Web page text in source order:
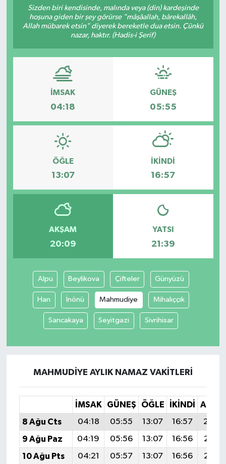
Sizden biri kendisinde, malında veya (din) kardeşinde
hoşuna giden bir şey görürse "mâşâallah, bârekallâh,
Allah mübarek etsin" diyerek bereketle dua etsin. Çünkü
nazar, haktır. (Hadis-i Şerif)
İMSAK
04:18
GÜNEŞ
05:55
ÖĞLE
13:07
İKINDI
16:57
AKŞAM
20:09
YATSI
21:39
Alpu Beylikova Çifteler Günyüzü
Han İnönü Mahmudiye Mihalıççık
Sarıcakaya Seyitgazi Sivrihisar
MAHMUDIYE AYLIK NAMAZ VAKITLERI
İMSAK GÜNEŞ ÖĞLE İKINDI
8 Ağu Cts
04:18 05:55 13:07 16:57
9 Ağu Paz
04:19 05:56 13:07 16:56
10 Ağu Pts
04:21 05:57 13:07 16:56
Siyaset